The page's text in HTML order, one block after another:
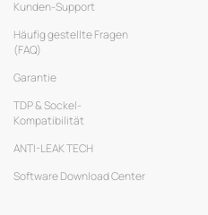
Kunden-Support
Häufig gestellte Fragen
(FAQ)
Garantie
TDP & Sockel-
Kompatibilität
ANTI-LEAK TECH
Software Download Center